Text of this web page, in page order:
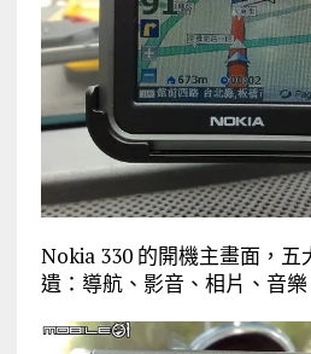
Nokia 330 的開機主畫面，五
遺：導航、影音、相片、音樂